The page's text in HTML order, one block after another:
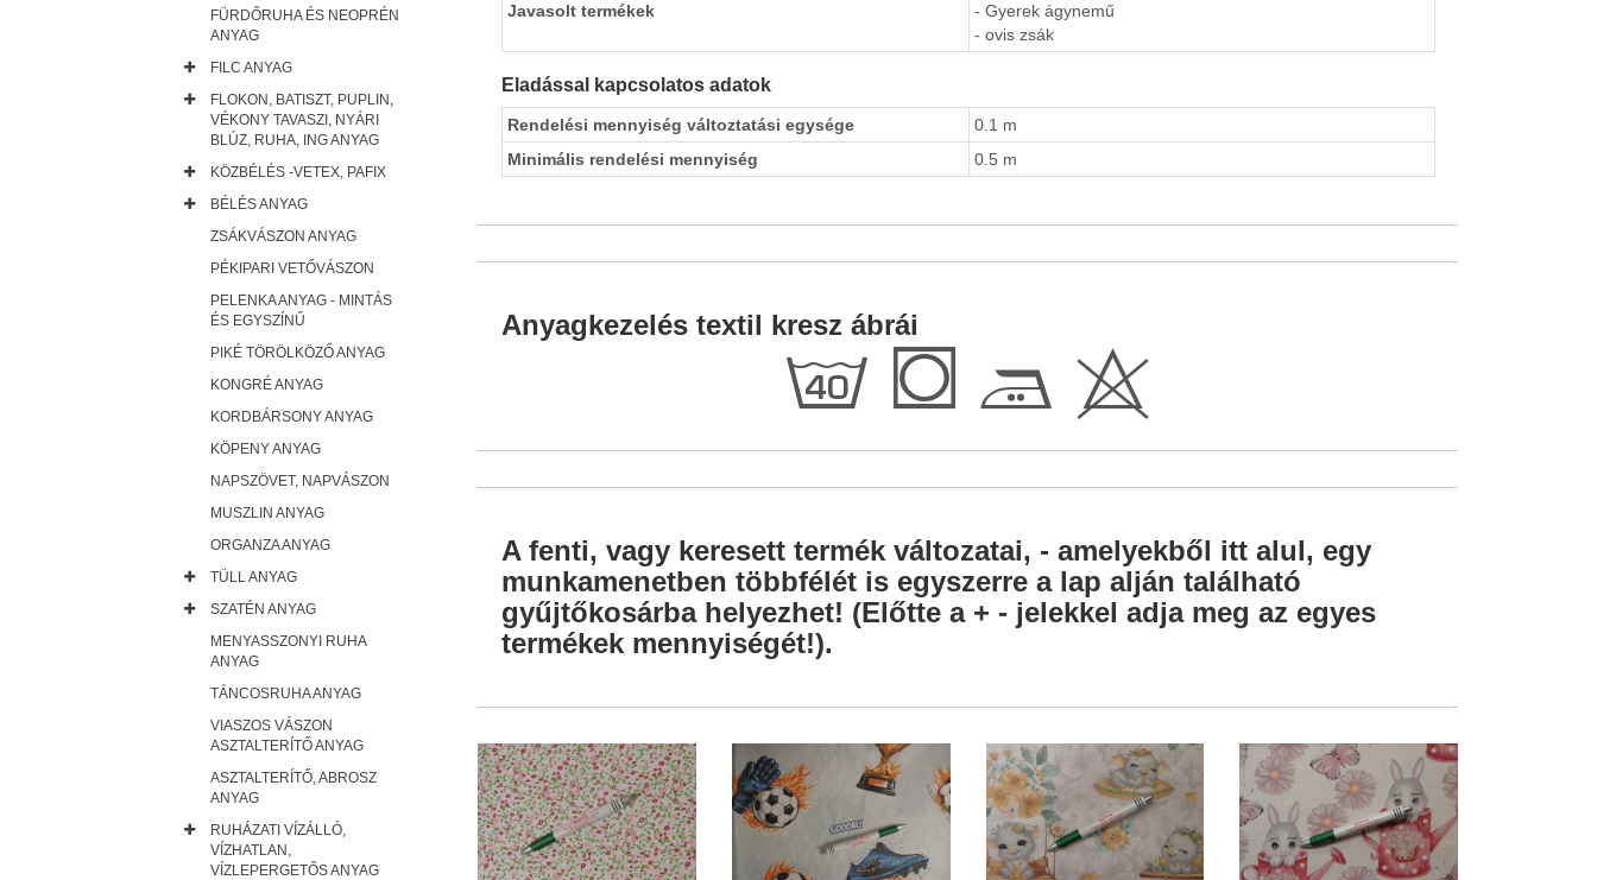
Javasolt termékek
- Gyerek ágynemű
- ovis zsák
Eladással kapcsolatos adatok
Rendelési mennyiség változtatási egysége
0.1 m
Minimális rendelési mennyiség
0.5 m
Anyagkezelés textil kresz ábrái
h Q E H
A fenti, vagy keresett termék változatai, - amelyekből itt alul, egy
munkamenetben többfélét is egyszerre a lap alján található
gyűjtőkosárba helyezhet! (Előtte a + - jelekkel adja meg az egyes
termékek mennyiségét!).
FÜRDŐRUHA ÉS NEOPRÉN
ANYAG
FILC ANYAG
FLOKON, BATISZT, PUPLIN,
VÉKONY TAVASZI, NYÁRI
BLÚZ, RUHA, ING ANYAG
KÖZBÉLÉS -VETEX, PAFIX
BÉLÉS ANYAG
ZSÁKVÁSZON ANYAG
PÉKIPARI VETŐVÁSZON
PELENKA ANYAG - MINTÁS
ÉS EGYSZÍNŰ
PIKÉ TÖRÖLKÖZŐ ANYAG
KONGRÉ ANYAG
KORDBÁRSONY ANYAG
KÖPENY ANYAG
NAPSZÖVET, NAPVÁSZON
MUSZLIN ANYAG
ORGANZA ANYAG
TÜLL ANYAG
SZATÉN ANYAG
MENYASSZONYI RUHA
ANYAG
TÁNCOSRUHA ANYAG
VIASZOS VÁSZON
ASZTALTERÍTŐ ANYAG
ASZTALTERÍTŐ, ABROSZ
ANYAG
RUHÁZATI VÍZÁLLÓ,
VÍZHATLAN,
VÍZLEPERGETŐS ANYAG